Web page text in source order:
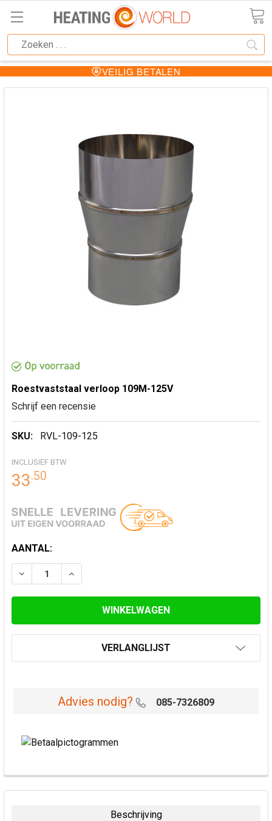
VEILIG BETALEN
Roestvaststaal verloop 109M-125V
Schrijf een recensie
SKU: RVL-109-125
INCLUSIEF BTW
33.50
HUIDIGE
VOORRAAD:
AANTAL:
VERLAAG AANTAL VAN ROESTVASTSTAAL VERLOOP
VERHOOG AANTAL VAN ROESTVASTSTAAL
VERLANGLIJST
Advies nodig? 085-7326809
VAAK
SAMEN
Beschrijving